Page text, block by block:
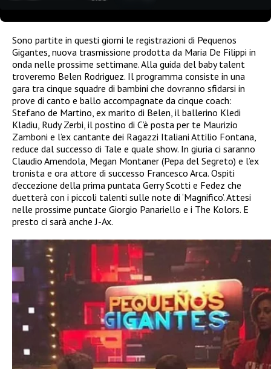
Sono partite in questi giorni le registrazioni di Pequenos
Gigantes, nuova trasmissione prodotta da Maria De Filippi in
onda nelle prossime settimane. Alla guida del baby talent
troveremo Belen Rodriguez. Il programma consiste in una
gara tra cinque squadre di bambini che dovranno sfidarsi in
prove di canto e ballo accompagnate da cinque coach:
Stefano de Martino, ex marito di Belen, il ballerino Kledi
Kladiu, Rudy Zerbi, il postino di C’è posta per te Maurizio
Zamboni e l’ex cantante dei Ragazzi Italiani Attilio Fontana,
reduce dal successo di Tale e quale show. In giuria ci saranno
Claudio Amendola, Megan Montaner (Pepa del Segreto) e l’ex
tronista e ora attore di successo Francesco Arca. Ospiti
d’eccezione della prima puntata Gerry Scotti e Fedez che
duetterà con i piccoli talenti sulle note di ‘Magnifico’. Attesi
nelle prossime puntate Giorgio Panariello e i The Kolors. E
presto ci sarà anche J-Ax.